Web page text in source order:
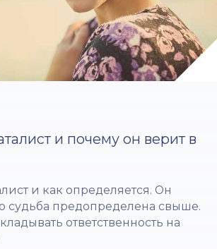
и почему он верит в
и как определяется. Он
судьба предопределена свыше.
ответственность на